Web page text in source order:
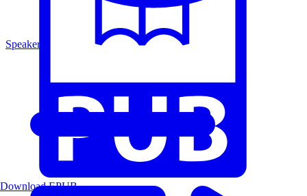
Speakers
Download EPUB